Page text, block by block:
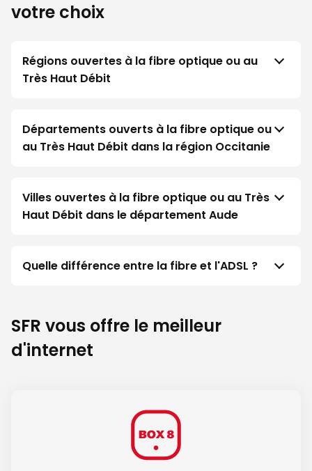
votre choix
Régions ouvertes à la fibre optique ou au
Très Haut Débit
Départements ouverts à la fibre optique ou
au Très Haut Débit dans la région Occitanie
Villes ouvertes à la fibre optique ou au Très
Haut Débit dans le département Aude
Quelle différence entre la fibre et l'ADSL ?
SFR vous offre le meilleur
d'internet